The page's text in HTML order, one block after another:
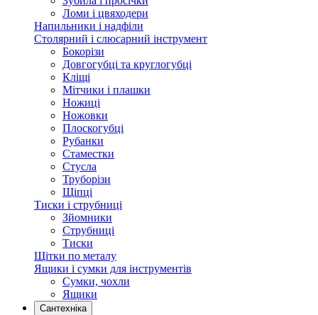
Ломи і цвяходери
Напильники і надфіли
Столярний і слюсарний інструмент
Бокорізи
Довгогубці та круглогубці
Кліщі
Мітчики і плашки
Ножиці
Ножовки
Плоскогубці
Рубанки
Стаместки
Стусла
Труборізи
Щіпці
Тиски і струбниці
Зйомники
Струбниці
Тиски
Щітки по металу
Ящики і сумки для інструментів
Сумки, чохли
Ящики
Сантехніка